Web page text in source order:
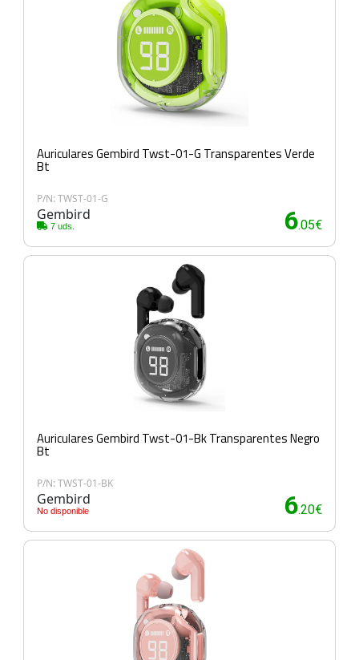
Auriculares Gembird Twst-01-G Transparentes Verde
Bt
P/N: TWST-01-G
Gembird
7 uds. 6.05€
Auriculares Gembird Twst-01-Bk Transparentes Negro
Bt
P/N: TWST-01-BK
Gembird
No disponible 6.20€